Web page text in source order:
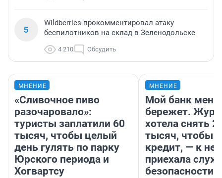
5
Wildberries прокомментировал атаку
беспилотников на склад в Зеленодольске
4 210 Обсудить
МНЕНИЕ
«Сливочное пиво
разочаровало»:
туристы заплатили 60
тысяч, чтобы целый
день гулять по парку
Юрского периода и
Хогвартсу
МНЕНИЕ
Мой банк меня
бережет.
хотела снять
тысяч, чтобы
кредит, — к
приехала
безопасности